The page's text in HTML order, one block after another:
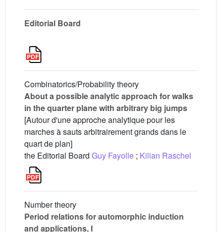
Editorial Board
Combinatorics/Probability theory
About a possible analytic approach for walks
in the quarter plane with arbitrary big jumps
[Autour d'une approche analytique pour les
marches à sauts arbitrairement grands dans le
quart de plan]
the Editorial Board Guy Fayolle ; Kilian Raschel
Number theory
Period relations for automorphic induction
and applications, I